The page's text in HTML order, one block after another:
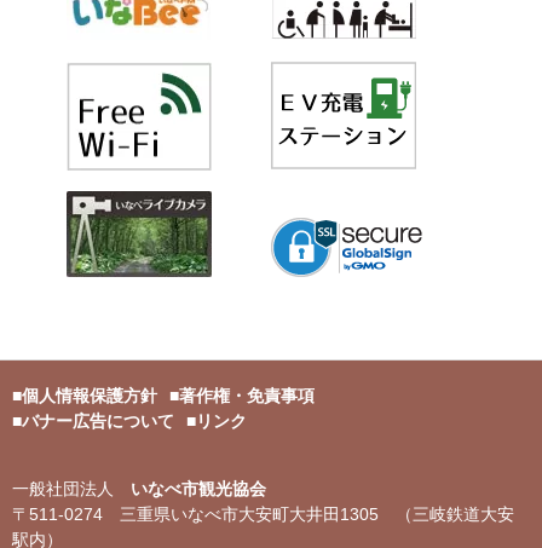
個人情報保護方針
著作権・免責事項
バナー広告について
リンク
一般社団法人 いなべ市観光協会
〒511-0274 三重県いなべ市大安町大井田1305 （三岐鉄道大安
駅内）